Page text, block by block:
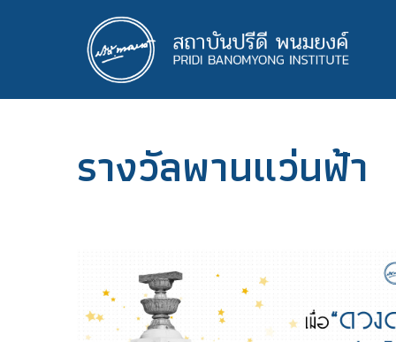
รางวัลพานแว่นฟ้า